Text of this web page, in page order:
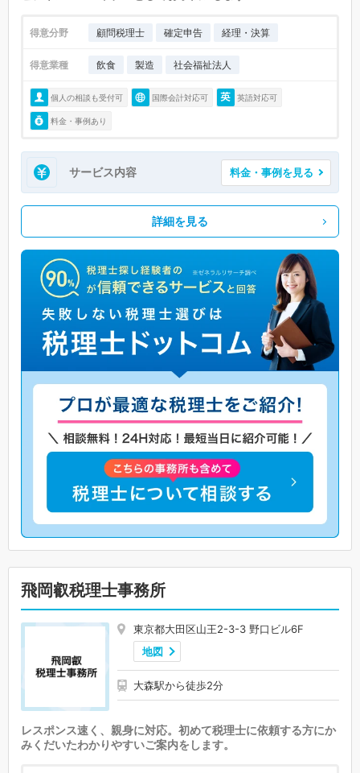
得意分野 顧問税理士 確定申告 経理・決算
得意業種 飲食 製造 社会福祉法人
個人の相談も受付可 国際会計対応可 英語対応可
料金・事例あり
サービス内容 料金・事例を見る
詳細を見る
飛岡叡税理士事務所
東京都大田区山王2-3-3 野口ビル6F
地図
大森駅から徒歩2分
レスポンス速く、親身に対応。初めて税理士に依頼する方にか
みくだいたわかりやすいご案内をします。